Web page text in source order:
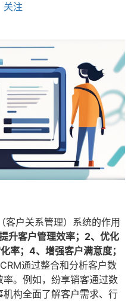
关注
客户关系管理）系统的作用
升客户管理效率；2、优化
率；4、增强客户满意度；
通过整合和分析客户数
。例如，纷享销客通过数
构全面了解客户需求、行